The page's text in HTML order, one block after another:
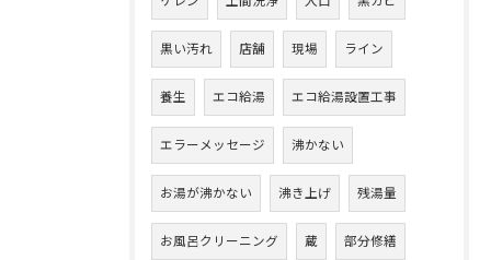
黒い汚れ 店舗 現場 ライン
養生 エコ給湯 エコ給湯設置工事
エラーメッセージ 沸かない
お湯が沸かない 沸き上げ 残湯量
お風呂クリーニング 蔵 部分修繕